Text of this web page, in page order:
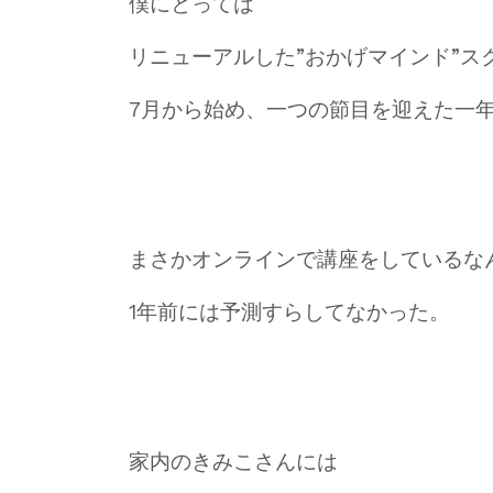
リニューアルした”おかげマインド”ス
7月から始め、一つの節目を迎えた一年
まさかオンラインで講座をしている
1年前には予測すらしてなかった。
家内のきみこさんには